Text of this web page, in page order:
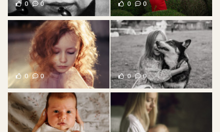
0 0 0 0
0 0 0 0